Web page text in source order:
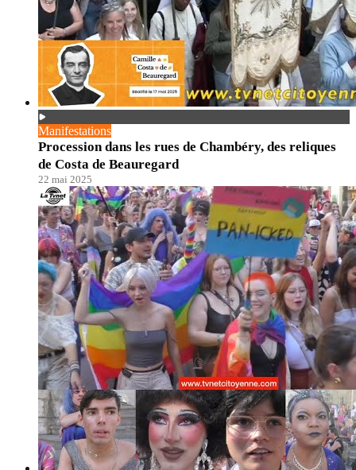
Manifestations
Procession dans les rues de Chambéry, des reliques
de Costa de Beauregard
22 mai 2025